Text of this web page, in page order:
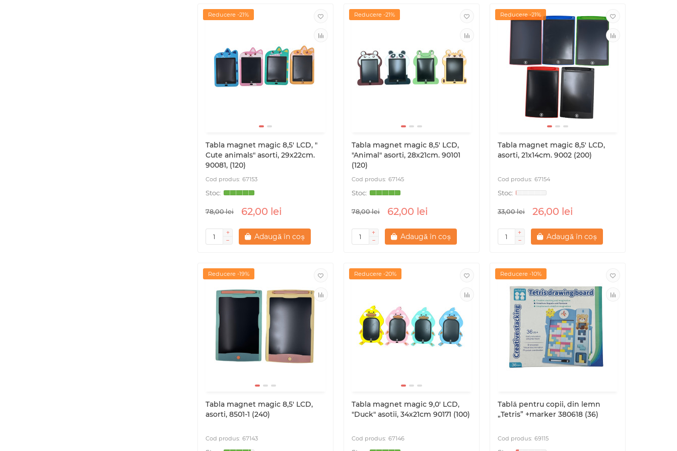
Reducere -21%
Tabla magnet magic 8,5' LCD, "
Cute animals" asorti, 29x22cm.
90081, (120)
67153
78,00 lei 62,00 lei
Adaugă în coș
Reducere -21%
Tabla magnet magic 8,5' LCD,
"Animal" asorti, 28х21cm. 90101
(120)
67145
78,00 lei 62,00 lei
Adaugă în coș
Reducere -21%
Tabla magnet magic 8,5' LCD,
asorti, 21х14cm. 9002 (200)
67154
33,00 lei 26,00 lei
Adaugă în coș
Reducere -19%
Tabla magnet magic 8,5' LCD,
asorti, 8501-1 (240)
67143
Reducere -20%
Tabla magnet magic 9,0' LCD,
"Duck" asotii, 34х21cm 90171 (100)
67146
Reducere -10%
Tablă pentru copii, din lemn
„Tetris” +marker 380618 (36)
69115